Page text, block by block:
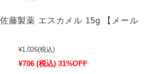
佐藤製薬 エスカメル 15g 【メール
¥1,026(税込)
¥706 (税込) 31%OFF